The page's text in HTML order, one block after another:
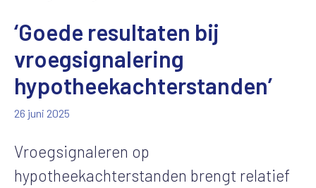
‘Goede resultaten bij
vroegsignalering
hypotheekachterstanden’
26 juni 2025
Vroegsignaleren op
hypotheekachterstanden brengt relatief